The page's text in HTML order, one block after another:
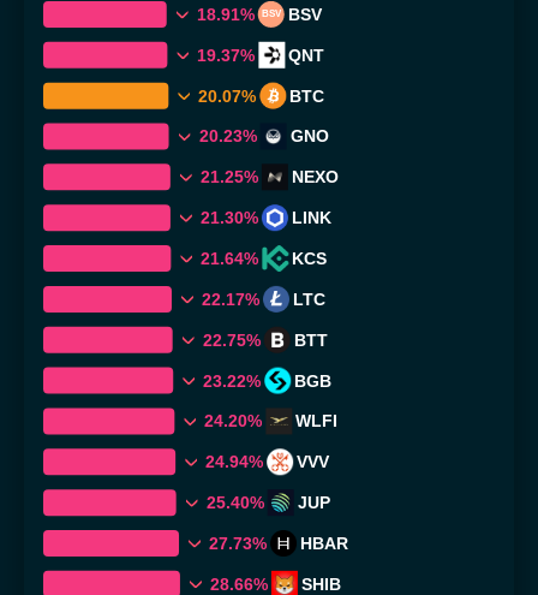
18.91% BSV BSV
19.37% QNT
20.07% BTC
20.23% GNO
21.25% NEXO
21.30% LINK
21.64% KCS
22.17% LTC
22.75% BTT
23.22% BGB
24.20% WLFI
24.94% VVV
25.40% JUP
27.73% HBAR
28.66% SHIB